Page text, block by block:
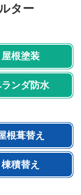
ター
屋根塗装
ンダ防水
根葺替え
棟積替え